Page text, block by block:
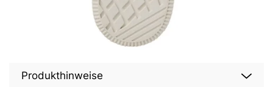
Produkthinweise